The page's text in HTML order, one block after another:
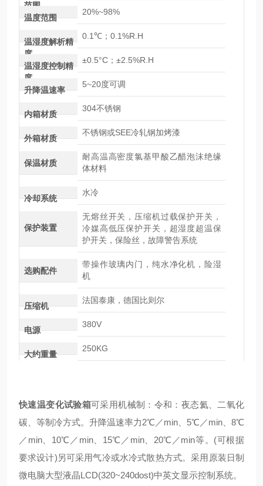
范围
温度范围
20%~98%
温湿度解析精
度
0.1℃；0.1%R.H
温湿度控制精
度
±0.5°C；±2.5%R.H
升降温速率
5~20度可调
内箱材质
304不锈钢
外箱材质
不锈钢或SEE冷轧钢加烤漆
保温材质
耐高温高密度氯基甲酸乙醋泡沫绝缘
体材料
冷却系统
水冷
保护装置
无熔丝开关，压缩机过载保护开关，
冷媒高低压保护开关，超湿度超温保
护开关，保险丝，故障警告系统
选购配件
带操作玻璃内门，纯水净化机，险湿
机
压缩机
法国泰康，德国比则尔
电源
380V
大约重量
250KG
快速温变化试验箱可采用机械制：令和：夜态氦、二氧化
碳、等制冷方式。升降温速率力2℃／min、5℃／min、8℃
／min、10℃／min、15℃／min、20℃／min等。(可根据
要求设计)另可采用气冷或水冷式散热方式。采用原装日制
微电脑大型液晶LCD(320~240dost)中英文显示控制系统。